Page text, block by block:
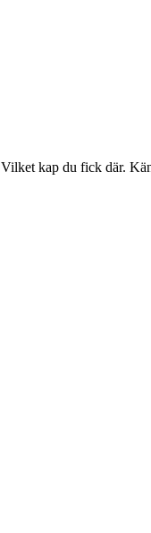
Vilket kap du fick där.